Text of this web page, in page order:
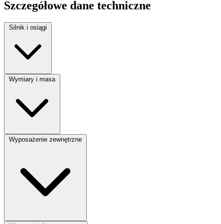
Szczegółowe dane techniczne
Silnik i osiągi
Rodzaj paliwa:Diesel
Wymiary i masa
Liczba miejsc: 9
Wyposażenie zewnętrzne